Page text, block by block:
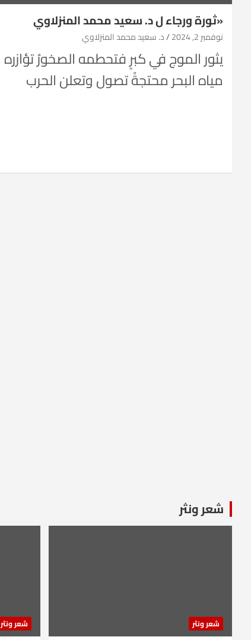
«ثورة ورجاء ل د. سعيد محمد المنزلاوي
نوفمبر 2, 2024 د. سعيد محمد المنزلاوي
يثور الموج في كبرٍ فتحطمه الصخورُ تؤازره
مياه البحر محتجةْ تصول وتعلن الحرب
شعر ونثر
شعر ونثر شعر ونثر